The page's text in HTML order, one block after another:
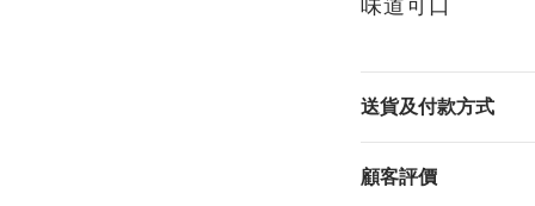
味道可口
送貨及付款方式
顧客評價